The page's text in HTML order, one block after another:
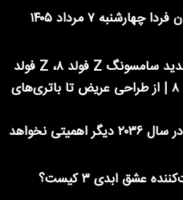
فوری | ادارات تهران فردا چهارشنبه ۷ مرداد ۱۴۰۵
معرفی سه مدل جدید سامسونگ Z فولد ۸، Z فولد
۸ اولترا و Z فلیپ ۸ | از طراحی عریض تا باتری‌های
ایلان ماسک: پول در سال ۲۰۳۶ دیگر اهمیتی نخواهد
عشق ابدی ۳ کیست؟